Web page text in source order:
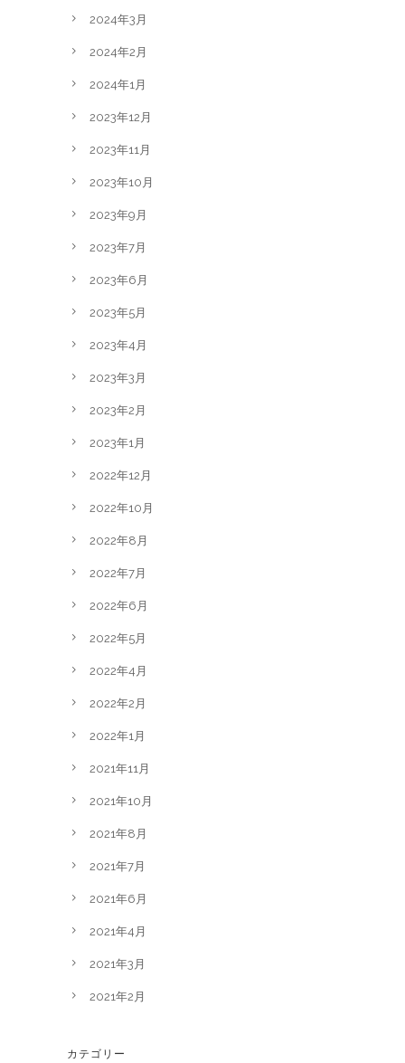
2024年3月
2024年2月
2024年1月
2023年12月
2023年11月
2023年10月
2023年9月
2023年7月
2023年6月
2023年5月
2023年4月
2023年3月
2023年2月
2023年1月
2022年12月
2022年10月
2022年8月
2022年7月
2022年6月
2022年5月
2022年4月
2022年2月
2022年1月
2021年11月
2021年10月
2021年8月
2021年7月
2021年6月
2021年4月
2021年3月
2021年2月
カテゴリー